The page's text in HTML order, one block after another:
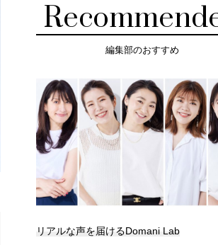
編集部のおすすめ
リアルな声を届けるDomani Lab